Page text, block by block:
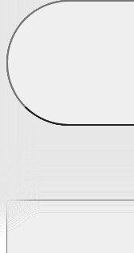
Prostěradla z mikroplyše
Prostěradla froté